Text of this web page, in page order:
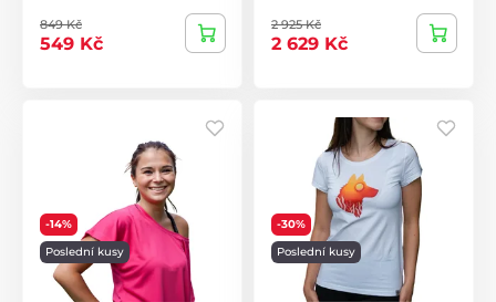
849 Kč
549 Kč
2 925 Kč
2 629 Kč
-14%
Poslední kusy
-30%
Poslední kusy